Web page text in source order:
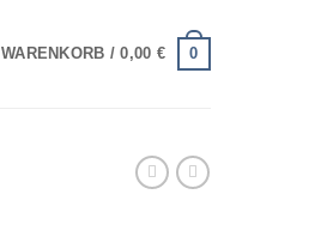
WARENKORB /0,00 € 0